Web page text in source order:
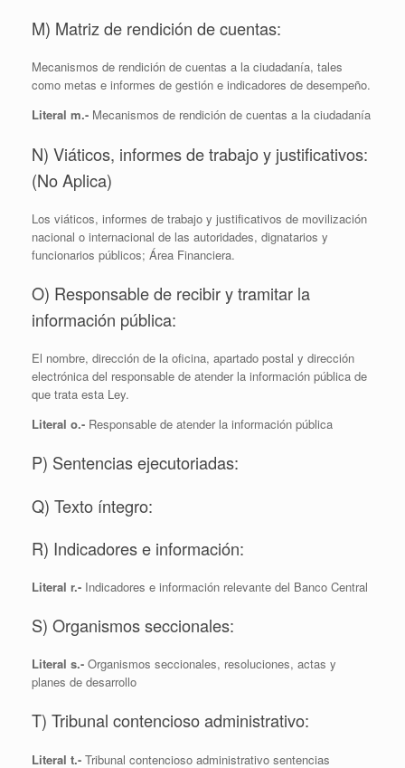
M) Matriz de rendición de cuentas:
Mecanismos de rendición de cuentas a la ciudadanía, tales
como metas e informes de gestión e indicadores de desempeño.
Literal m.- Mecanismos de rendición de cuentas a la ciudadanía
N) Viáticos, informes de trabajo y justificativos:
(No Aplica)
Los viáticos, informes de trabajo y justificativos de movilización
nacional o internacional de las autoridades, dignatarios y
funcionarios públicos; Área Financiera.
O) Responsable de recibir y tramitar la
información pública:
El nombre, dirección de la oficina, apartado postal y dirección
electrónica del responsable de atender la información pública de
que trata esta Ley.
Literal o.- Responsable de atender la información pública
P) Sentencias ejecutoriadas:
Q) Texto íntegro:
R) Indicadores e información:
Literal r.- Indicadores e información relevante del Banco Central
S) Organismos seccionales:
Literal s.- Organismos seccionales, resoluciones, actas y
planes de desarrollo
T) Tribunal contencioso administrativo:
Literal t.- Tribunal contencioso administrativo sentencias